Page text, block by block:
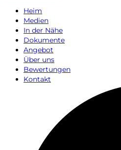
Heim
Medien
In der Nähe
Dokumente
Angebot
Über uns
Bewertungen
Kontakt